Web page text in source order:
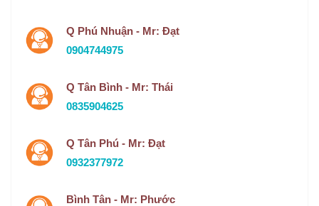
Q Phú Nhuận - Mr: Đạt
0904744975
Q Tân Bình - Mr: Thái
0835904625
Q Tân Phú - Mr: Đạt
0932377972
Bình Tân - Mr: Phước